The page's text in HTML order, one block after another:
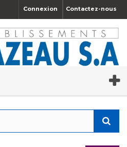
Contactez-nous
Connexion